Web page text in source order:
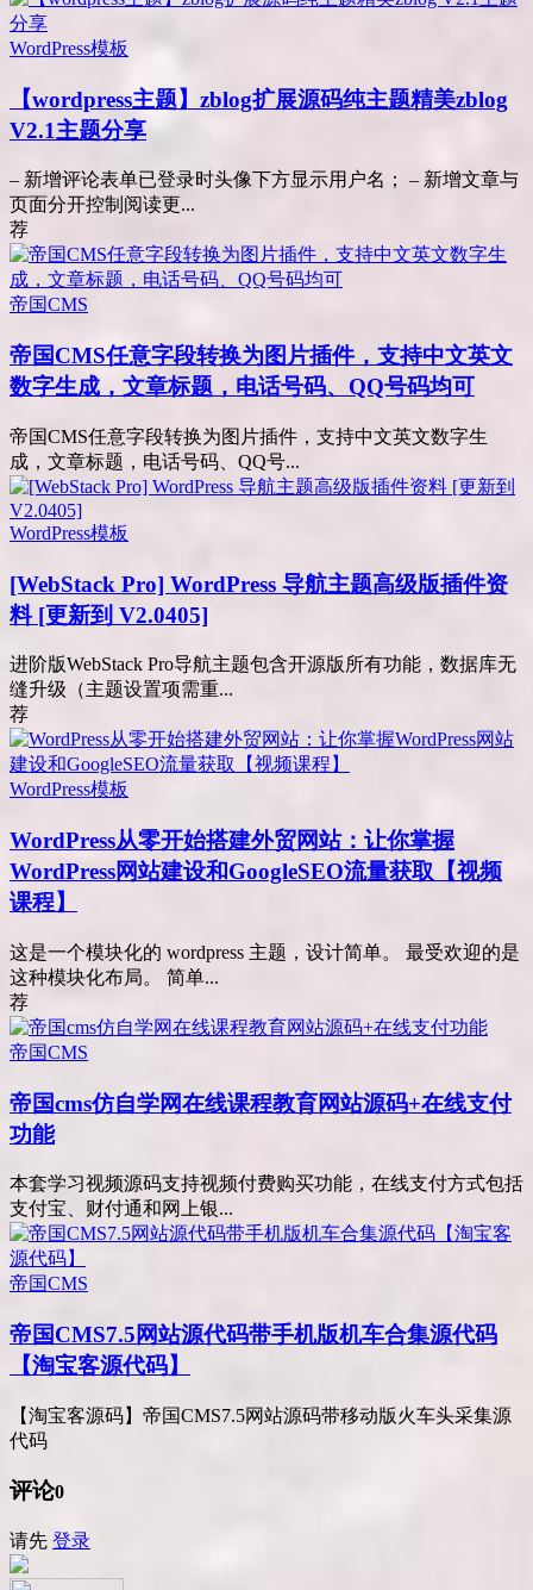
WordPress模板
【wordpress主题】zblog扩展源码纯主题精美zblog
V2.1主题分享
– 新增评论表单已登录时头像下方显示用户名； – 新增文章与
页面分开控制阅读更...
荐
帝国CMS
帝国CMS任意字段转换为图片插件，支持中文英文
数字生成，文章标题，电话号码、QQ号码均可
帝国CMS任意字段转换为图片插件，支持中文英文数字生
成，文章标题，电话号码、QQ号...
WordPress模板
[WebStack Pro] WordPress 导航主题高级版插件资
料 [更新到 V2.0405]
进阶版WebStack Pro导航主题包含开源版所有功能，数据库无
缝升级（主题设置项需重...
荐
WordPress模板
WordPress从零开始搭建外贸网站：让你掌握
WordPress网站建设和GoogleSEO流量获取【视频
课程】
这是一个模块化的 wordpress 主题，设计简单。 最受欢迎的是
这种模块化布局。 简单...
荐
帝国CMS
帝国cms仿自学网在线课程教育网站源码+在线支付
功能
本套学习视频源码支持视频付费购买功能，在线支付方式包括
支付宝、财付通和网上银...
帝国CMS
帝国CMS7.5网站源代码带手机版机车合集源代码
【淘宝客源代码】
【淘宝客源码】帝国CMS7.5网站源码带移动版火车头采集源
代码
评论0
请先 登录